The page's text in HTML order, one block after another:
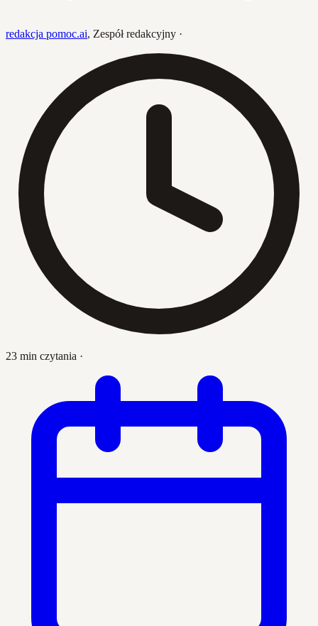
redakcja pomoc.ai, Zespół redakcyjny ·
23 min czytania ·